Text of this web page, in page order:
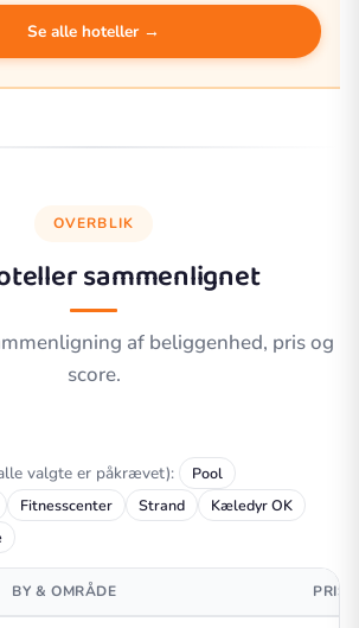
Se alle hoteller →
OVERBLIK
sammenlignet
af beliggenhed, pris og
score.
valgte er påkrævet):
Pool
Fitnesscenter Strand
Kæledyr OK
BY & OMRÅDE PRIS/